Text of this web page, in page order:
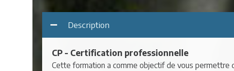
Description
CP - Certification professionnelle
Cette formation a comme objectif de vous permettre